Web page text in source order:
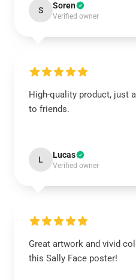
S Soren
Verified owner
High-quality product, just
to friends.
L Lucas
Verified owner
Great artwork and vivid
this Sally Face poster!